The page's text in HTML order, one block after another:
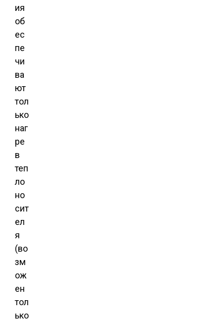
ия
об
ес
пе
чи
ва
ют
тол
ько
наг
ре
в
теп
ло
но
сит
ел
я
(во
зм
ож
ен
тол
ько